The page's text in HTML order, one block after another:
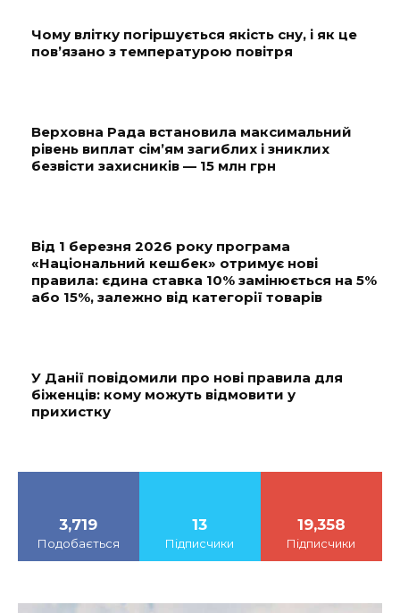
Чому влітку погіршується якість сну, і як це
пов’язано з температурою повітря
Верховна Рада встановила максимальний
рівень виплат сім’ям загиблих і зниклих
безвісти захисників — 15 млн грн
Від 1 березня 2026 року програма
«Національний кешбек» отримує нові
правила: єдина ставка 10% замінюється на 5%
або 15%, залежно від категорії товарів
У Данії повідомили про нові правила для
біженців: кому можуть відмовити у
прихистку
3,719
Подобається
13
Підписчики
19,358
Підписчики